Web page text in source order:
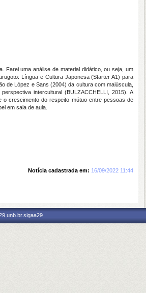
Farei uma análise de material didático, ou seja, um
Língua e Cultura Japonesa (Starter A1) para
de López e Sans (2004) da cultura com maiúscula,
intercultural (BULZACCHELLI, 2015). A
o crescimento do respeito mútuo entre pessoas de
em sala de aula.
Notícia cadastrada em: 16/09/2022 11:44